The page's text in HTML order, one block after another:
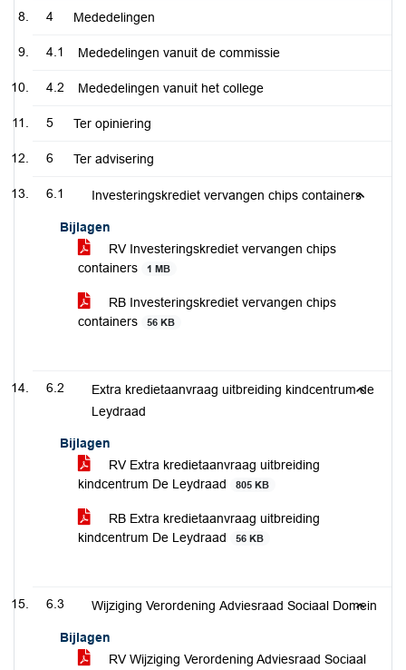
4 Mededelingen
4.1 Mededelingen vanuit de commissie
4.2 Mededelingen vanuit het college
5 Ter opiniering
6 Ter advisering
6.1 Investeringskrediet vervangen chips containers
Bijlagen
RV Investeringskrediet vervangen chips
containers
1 MB
RB Investeringskrediet vervangen chips
containers
56 KB
6.2
Extra kredietaanvraag uitbreiding kindcentrum de
Leydraad
Bijlagen
RV Extra kredietaanvraag uitbreiding
kindcentrum De Leydraad
805 KB
RB Extra kredietaanvraag uitbreiding
kindcentrum De Leydraad
56 KB
6.3 Wijziging Verordening Adviesraad Sociaal Domein
Bijlagen
RV Wijziging Verordening Adviesraad Sociaal